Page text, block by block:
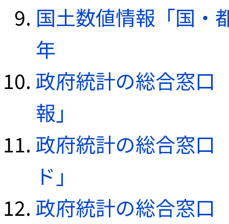
国土数値情報「国・
年
政府統計の総合窓口
報」
政府統計の総合窓口
ド」
政府統計の総合窓口